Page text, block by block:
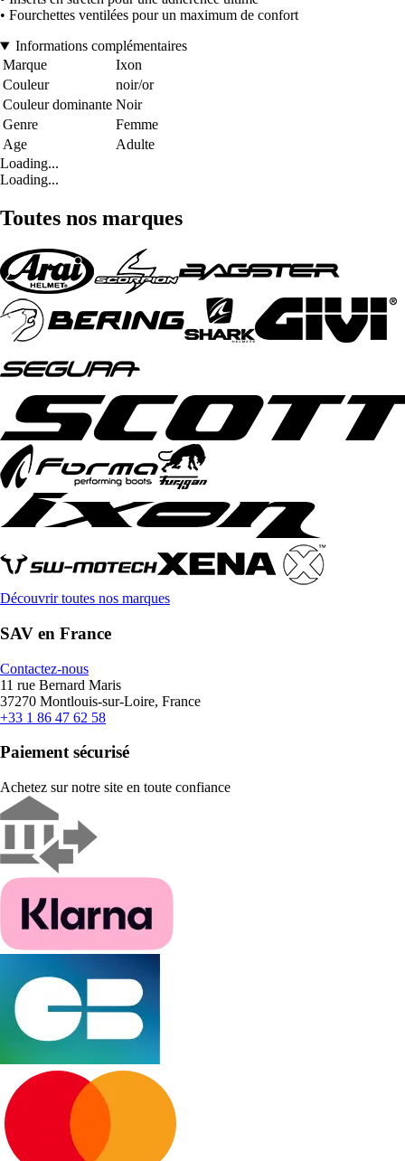
• Fourchettes ventilées pour un maximum de confort
Informations complémentaires
Marque
Ixon
Couleur
noir/or
Couleur dominante Noir
Genre
Femme
Age
Adulte
Loading...
Loading...
Toutes nos marques
Découvrir toutes nos marques
SAV en France
Contactez-nous
11 rue Bernard Maris
37270 Montlouis-sur-Loire, France
+33 1 86 47 62 58
Paiement sécurisé
Achetez sur notre site en toute confiance